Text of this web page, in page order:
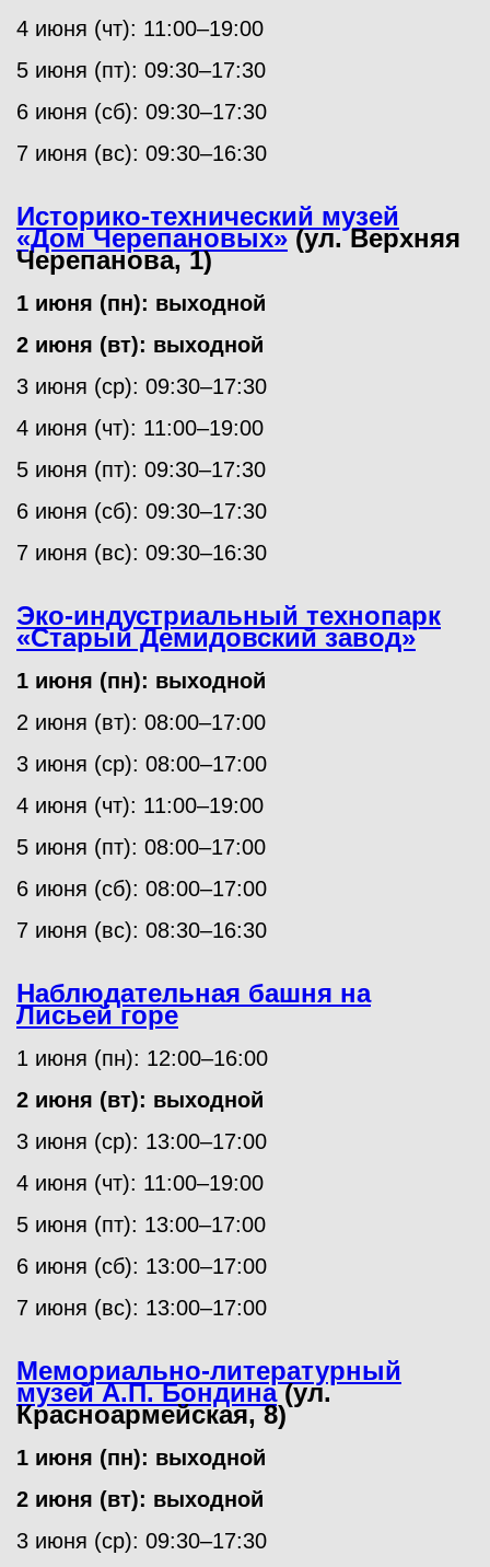
4 июня (чт): 11:00–19:00
5 июня (пт): 09:30–17:30
6 июня (сб): 09:30–17:30
7 июня (вс): 09:30–16:30
Историко-технический музей
«Дом Черепановых»(ул. Верхняя
Черепанова, 1)
1 июня (пн): выходной
2 июня (вт): выходной
3 июня (ср): 09:30–17:30
4 июня (чт): 11:00–19:00
5 июня (пт): 09:30–17:30
6 июня (сб): 09:30–17:30
7 июня (вс): 09:30–16:30
Эко-индустриальный технопарк
«Старый Демидовский завод»
1 июня (пн): выходной
2 июня (вт): 08:00–17:00
3 июня (ср): 08:00–17:00
4 июня (чт): 11:00–19:00
5 июня (пт): 08:00–17:00
6 июня (сб): 08:00–17:00
7 июня (вс): 08:30–16:30
Наблюдательная башня на
Лисьей горе
1 июня (пн): 12:00–16:00
2 июня (вт): выходной
3 июня (ср): 13:00–17:00
4 июня (чт): 11:00–19:00
5 июня (пт): 13:00–17:00
6 июня (сб): 13:00–17:00
7 июня (вс): 13:00–17:00
Мемориально-литературный
музей А.П. Бондина(ул.
Красноармейская, 8)
1 июня (пн): выходной
2 июня (вт): выходной
3 июня (ср): 09:30–17:30